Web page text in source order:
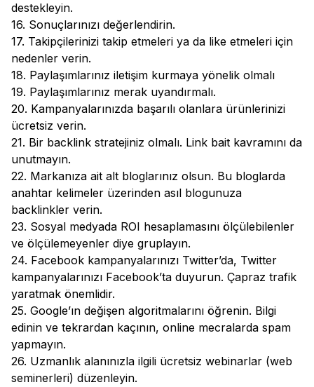
destekleyin.
16. Sonuçlarınızı değerlendirin.
17. Takipçilerinizi takip etmeleri ya da like etmeleri için
nedenler verin.
18. Paylaşımlarınız iletişim kurmaya yönelik olmalı
19. Paylaşımlarınız merak uyandırmalı.
20. Kampanyalarınızda başarılı olanlara ürünlerinizi
ücretsiz verin.
21. Bir backlink stratejiniz olmalı. Link bait kavramını da
unutmayın.
22. Markanıza ait alt bloglarınız olsun. Bu bloglarda
anahtar kelimeler üzerinden asıl blogunuza
backlinkler verin.
23. Sosyal medyada ROI hesaplamasını ölçülebilenler
ve ölçülemeyenler diye gruplayın.
24. Facebook kampanyalarınızı Twitter’da, Twitter
kampanyalarınızı Facebook’ta duyurun. Çapraz trafik
yaratmak önemlidir.
25. Google’ın değişen algoritmalarını öğrenin. Bilgi
edinin ve tekrardan kaçının, online mecralarda spam
yapmayın.
26. Uzmanlık alanınızla ilgili ücretsiz webinarlar (web
seminerleri) düzenleyin.